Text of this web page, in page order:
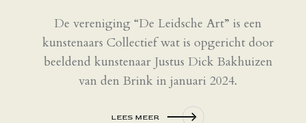
De vereniging “De Leidsche Art” is een
kunstenaars Collectief wat is opgericht door
beeldend kunstenaar Justus Dick Bakhuizen
van den Brink in januari 2024.
LEES MEER